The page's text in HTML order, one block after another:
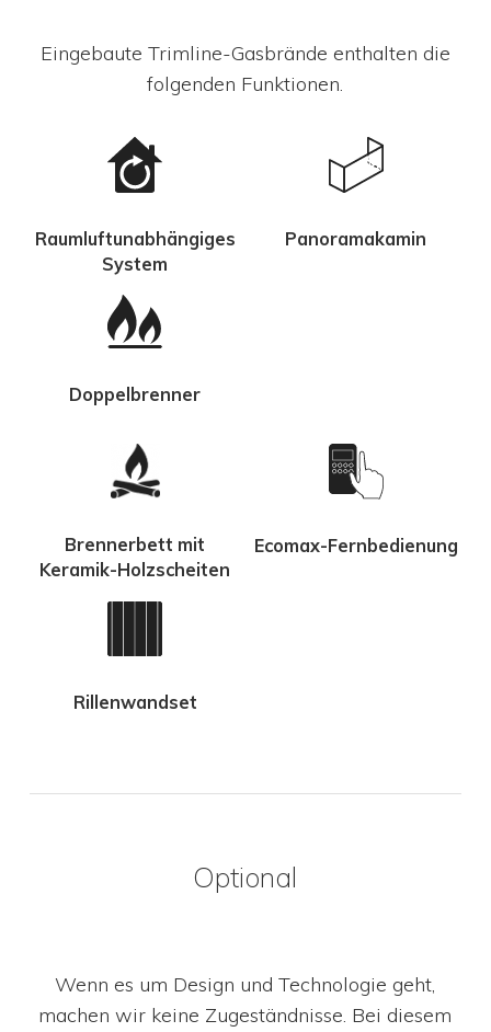
Eingebaute Trimline-Gasbrände enthalten die
folgenden Funktionen.
Raumluftunabhängiges
System
Panoramakamin
Doppelbrenner
Brennerbett mit
Keramik-Holzscheiten
Ecomax-Fernbedienung
Rillenwandset
Optional
Wenn es um Design und Technologie geht,
machen wir keine Zugeständnisse. Bei diesem